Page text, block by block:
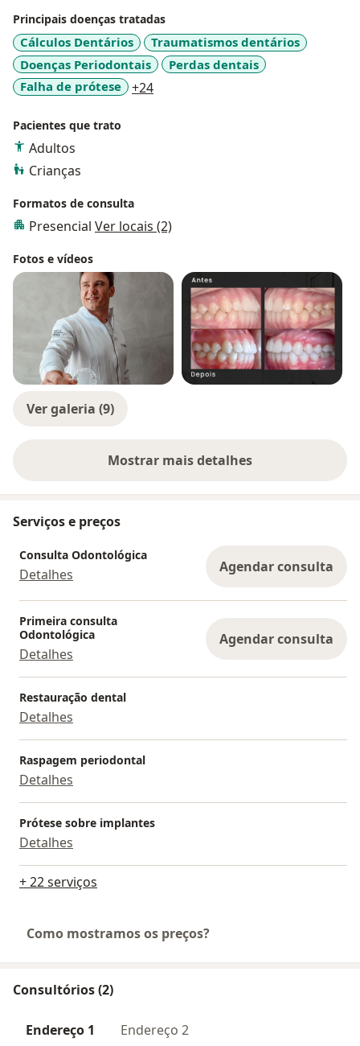
Principais doenças tratadas
Cálculos Dentários
Traumatismos dentários
Doenças Periodontais
Perdas dentais
Falha de prótese
+24a11y_sr_more_diseases
Pacientes que trato
Adultos
Crianças
Formatos de consulta
Presencial Ver locais (2)
Fotos e vídeos
Ver galeria (9)
Mostrar mais detalhes
sobre a experiência
Serviços e preços
Consulta Odontológica
Detalhes Agendar consulta
Primeira consulta
Odontológica
Detalhes
Agendar consulta
Restauração dental
Detalhes
Raspagem periodontal
Detalhes
Prótese sobre implantes
Detalhes
+ 22 serviços
Como mostramos os preços?
Consultórios (2)
Endereço 1 Endereço 2